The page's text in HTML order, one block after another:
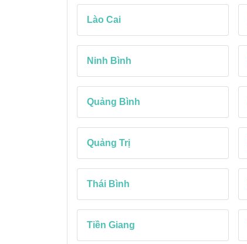
Lào Cai
Ninh Bình
Quảng Bình
Quảng Trị
Thái Bình
Tiền Giang